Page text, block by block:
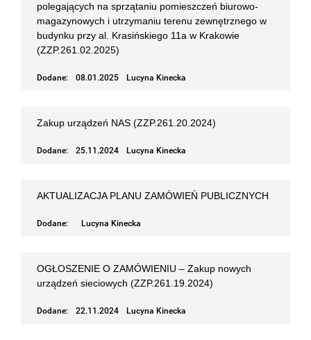
polegających na sprzątaniu pomieszczeń biurowo-
magazynowych i utrzymaniu terenu zewnętrznego w
budynku przy al. Krasińskiego 11a w Krakowie
(ZZP.261.02.2025)
Dodane: 08.01.2025 Lucyna Kinecka
Zakup urządzeń NAS (ZZP.261.20.2024)
Dodane: 25.11.2024 Lucyna Kinecka
AKTUALIZACJA PLANU ZAMÓWIEŃ PUBLICZNYCH
Dodane: Lucyna Kinecka
OGŁOSZENIE O ZAMÓWIENIU – Zakup nowych
urządzeń sieciowych (ZZP.261.19.2024)
Dodane: 22.11.2024 Lucyna Kinecka